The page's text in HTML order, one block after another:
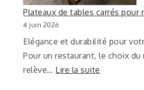
Plateaux de tables carrés pour
4 juin 2026
Elégance et durabilité pour
Pour un restaurant, le choix du
relève… Lire la suite